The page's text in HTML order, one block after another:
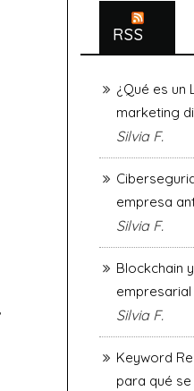
RSS
¿Qué es un
marketing
Silvia F.
empresa
Silvia F.
Blockchain
empresarial
Silvia F.
Keyword
para qué se